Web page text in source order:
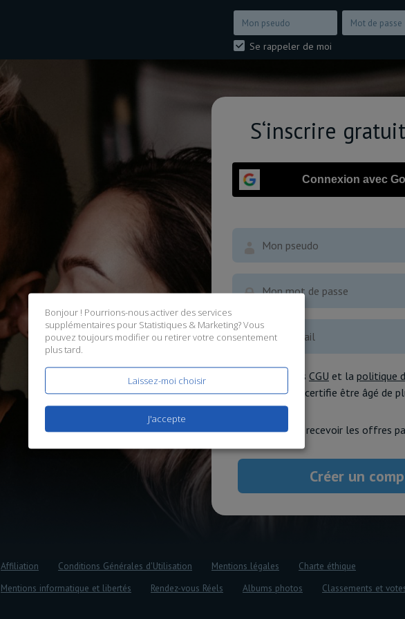
Se rappeler de moi
S‘inscrire
Connexion avec
J'accepte les CGU et la politique
données, et certifie être âgé de
J'accepte de recevoir les offres
Affiliation Conditions Générales d'Utilisation Mentions légales
Charte éthique
Mentions informatique et libertés
Rendez-vous Réels Albums photos Classements et
Bonjour ! Pourrions-nous activer des services
supplémentaires pour Statistiques & Marketing? Vous
pouvez toujours modifier ou retirer votre consentement
plus tard.
Laissez-moi choisir
J'accepte